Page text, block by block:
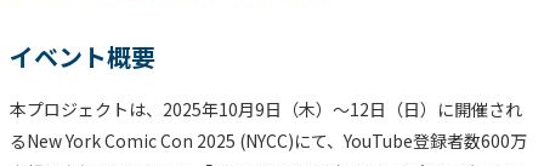
イベント概要
本プロジェクトは、2025年10月9日（木）〜12日（日）に開催され
るNew York Comic Con 2025 (NYCC)にて、YouTube登録者数600万